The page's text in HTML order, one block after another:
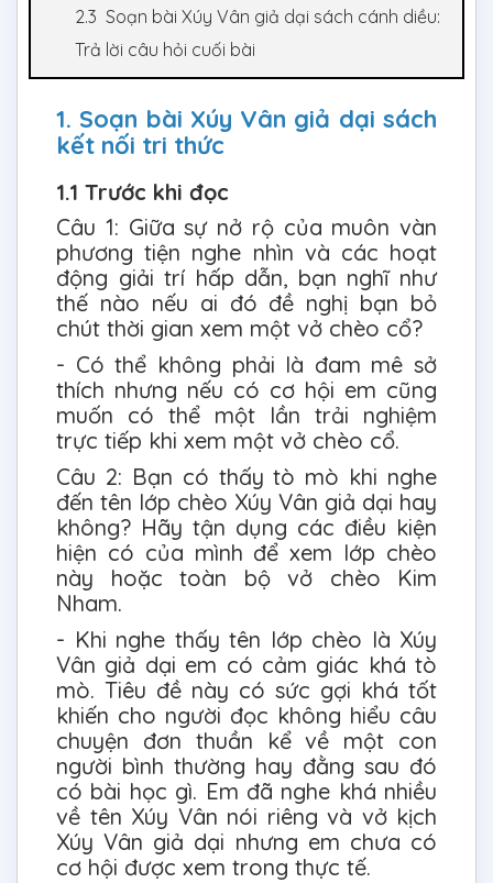
2.3 Soạn bài Xúy Vân giả dại sách cánh diều:
Trả lời câu hỏi cuối bài
1. Soạn bài Xúy Vân giả dại sách
kết nối tri thức
1.1 Trước khi đọc
Câu 1: Giữa sự nở rộ của muôn vàn
phương tiện nghe nhìn và các hoạt
động giải trí hấp dẫn, bạn nghĩ như
thế nào nếu ai đó đề nghị bạn bỏ
chút thời gian xem một vở chèo cổ?
- Có thể không phải là đam mê sở
thích nhưng nếu có cơ hội em cũng
muốn có thể một lần trải nghiệm
trực tiếp khi xem một vở chèo cổ.
Câu 2: Bạn có thấy tò mò khi nghe
đến tên lớp chèo Xúy Vân giả dại hay
không? Hãy tận dụng các điều kiện
hiện có của mình để xem lớp chèo
này hoặc toàn bộ vở chèo Kim
Nham.
- Khi nghe thấy tên lớp chèo là Xúy
Vân giả dại em có cảm giác khá tò
mò. Tiêu đề này có sức gợi khá tốt
khiến cho người đọc không hiểu câu
chuyện đơn thuần kể về một con
người bình thường hay đằng sau đó
có bài học gì. Em đã nghe khá nhiều
về tên Xúy Vân nói riêng và vở kịch
Xúy Vân giả dại nhưng em chưa có
cơ hội được xem trong thực tế.